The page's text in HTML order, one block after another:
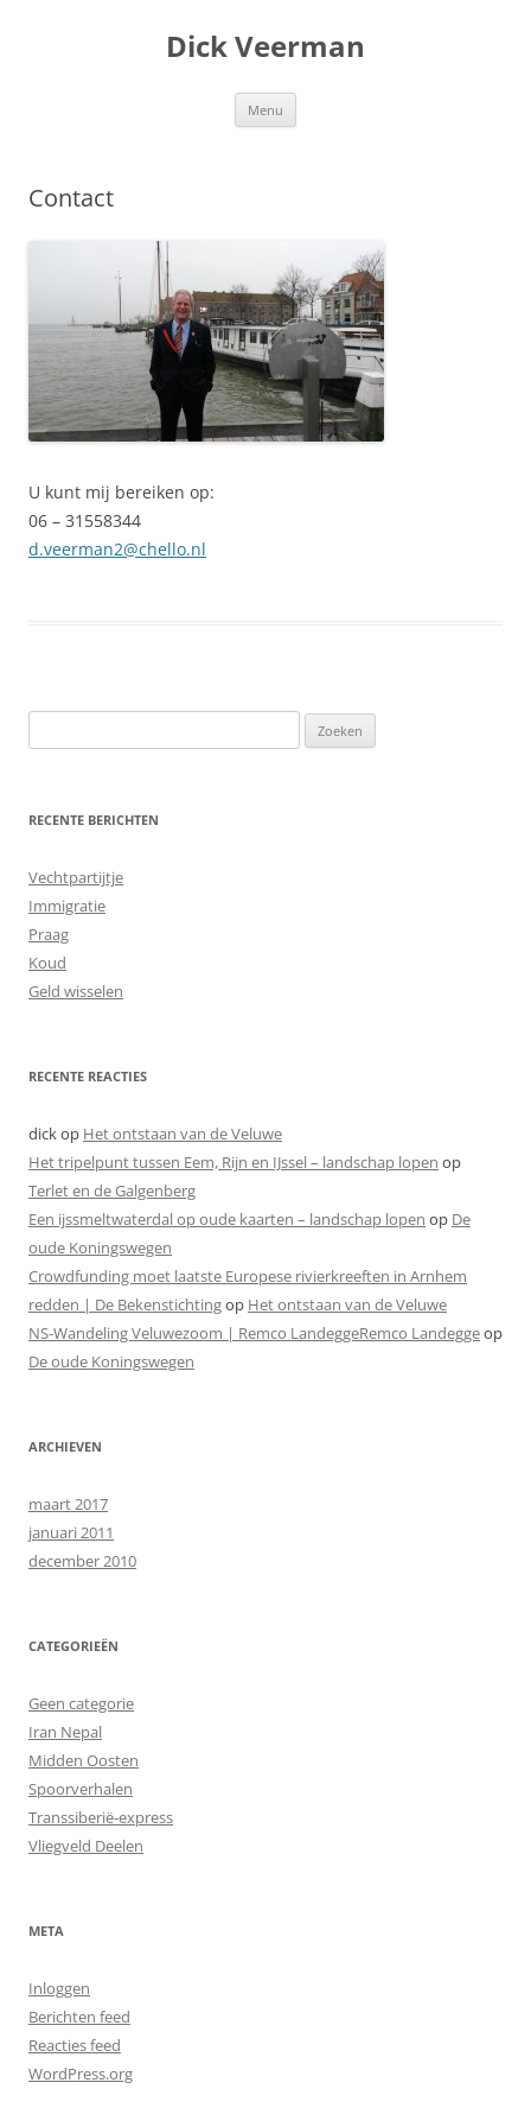
Dick Veerman
Menu
Contact
U kunt mij bereiken op:
06 – 31558344
d.veerman2@chello.nl
naar:
RECENTE BERICHTEN
Vechtpartijtje
Immigratie
Praag
Koud
Geld wisselen
RECENTE REACTIES
dickop Het ontstaan van de Veluwe
Het tripelpunt tussen Eem, Rijn en IJssel – landschap lopen op
Terlet en de Galgenberg
Een ijssmeltwaterdal op oude kaarten – landschap lopen op De
oude Koningswegen
Crowdfunding moet laatste Europese rivierkreeften in Arnhem
redden | De Bekenstichtingop Het ontstaan van de Veluwe
NS-Wandeling Veluwezoom | Remco LandeggeRemco Landeggeop
De oude Koningswegen
ARCHIEVEN
maart 2017
januari 2011
december 2010
CATEGORIEËN
Geen categorie
Iran Nepal
Midden Oosten
Spoorverhalen
Transsiberië-express
Vliegveld Deelen
META
Inloggen
Berichten feed
Reacties feed
WordPress.org